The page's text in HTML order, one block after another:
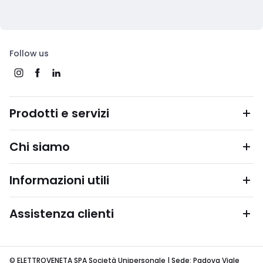
Follow us
Prodotti e servizi
Chi siamo
Informazioni utili
Assistenza clienti
© ELETTROVENETA SPA Società Unipersonale | Sede: Padova Viale